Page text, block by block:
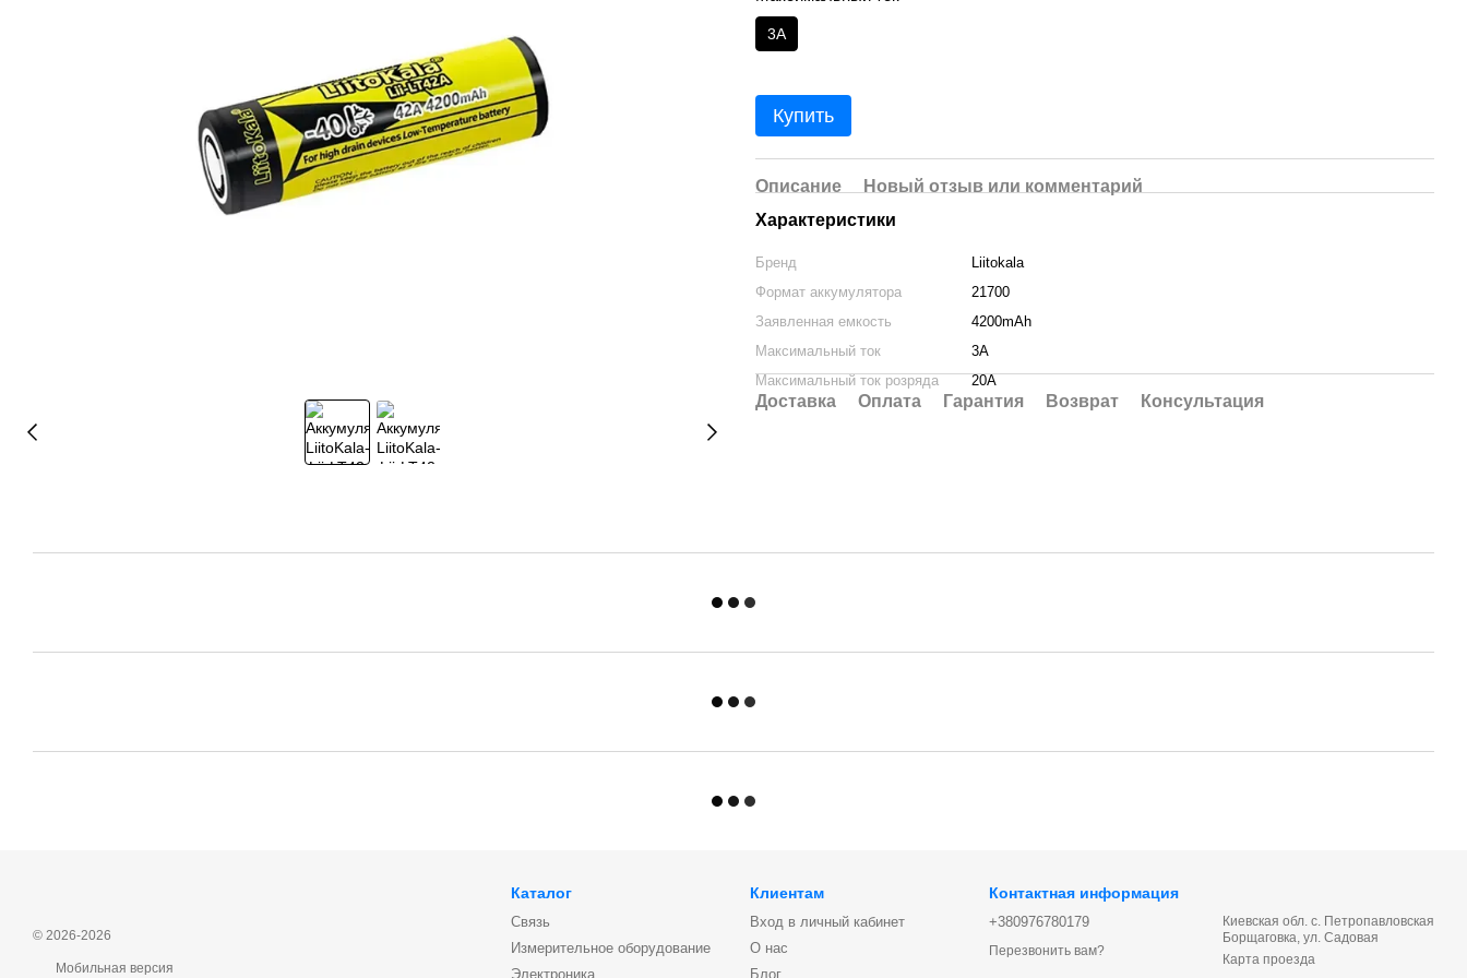
3A
Купить
Описание
Новый отзыв или комментарий
Характеристики
Бренд
Liitokala
Формат аккумулятора
21700
Заявленная емкость
4200mAh
Максимальный ток
3A
Максимальный ток розряда
20A
Доставка Оплата Гарантия Возврат Консультация
© 2026-2026
Мобильная версия
Каталог
Связь
Измерительное оборудование
Электроника
Клиентам
Вход в личный кабинет
О нас
Блог
Контактная информация
+380976780179
Перезвонить вам?
Киевская обл. с. Петропавловская
Борщаговка, ул. Садовая
Карта проезда